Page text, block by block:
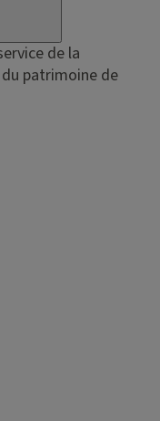
de la
patrimoine de